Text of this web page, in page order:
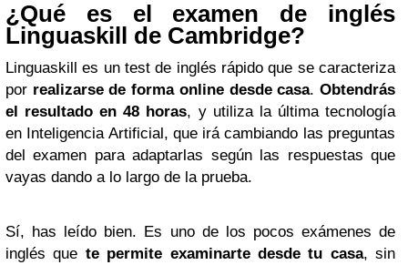
¿Qué es el examen de inglés
Linguaskill de Cambridge?
Linguaskill es un test de inglés rápido que se caracteriza
por realizarse de forma online desde casa.Obtendrás
el resultado en 48 horas, y utiliza la última tecnología
en Inteligencia Artificial, que irá cambiando las preguntas
del examen para adaptarlas según las respuestas que
vayas dando a lo largo de la prueba.
Sí, has leído bien. Es uno de los pocos exámenes de
inglés que te permite examinarte desde tu casa, sin